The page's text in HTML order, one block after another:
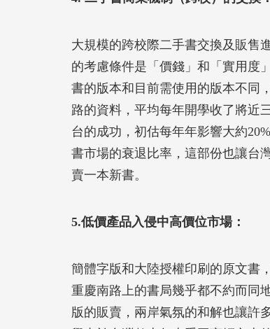
大規模的跨校際二手書交換及販售
的考慮條件是「價錢」和「實用度
書的版本和目前需使用的版本不同
路的資料，平均每年開學收了將近
台的成功，初估每年年影響大約
書市場的衰退比率，這部份也讓台
賣一本新書。
5.低價產品入侵中高價位市場：
簡體字版和大陸授權印刷的原文書
重慶南路上的書局幾乎都不約而同
版的販賣，兩岸氣氛的和解也讓許